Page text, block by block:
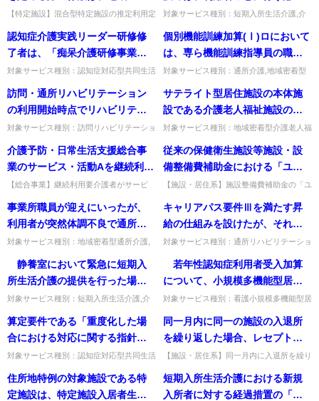
は、どの時点の年月を記載する
のか。
情に応じて、特定施設入居者生
活介護の指定を受ける、有料老
人ホーム及び高齢者専用賃貸住
ことは可能か。
【特定施設】混合型特定施設の推定利用定
全ての施設種別に共通の一つの係数を定め
る。出典：混合型特定施設に...
があるか。それとも総括して一
般的な対応方法を取り決めてお
けばよいか。
対象サービス種別：短期入所生活介護,介
酬「医療連携強化加算」質問協力医療機関
との間で行う取り決めは、利...
認知症介護実践リーダー研修修
了者は、「痴呆介護研修事業の
実施について」（平成１２年９
月５日老発第６２３号）及び
「痴呆介護研修事業の円滑な運
営について」（平成１２年１０
月２５日老計第４３号）におい
て規定する専門課程を修了した
者も含むのか。
対象サービス種別：認知症対応型共同生活
加算」質問認知症介護実践リーダー研修修
了者は、「痴呆介護研修事業...
個別機能訓練加算(Ⅰ)ロにおいて
は、専ら機能訓練指導員の職務
に従事する理学療法士等を１名
以上配置することに加えて、専
ら機能訓練指導員の職務に従事
する理学療法士等をサービス提
供時間帯を通じて１名以上配置
することとなっているが、専ら
機能訓練指導員の職務に従事す
る理学療法士等を１名しか確保
できない日がある場合、当該日
は個別機能訓練加算(Ⅰ)ロに代え
対象サービス種別：通所介護,地域密着型
練加算(Ⅰ)イ及びロの人員配置要件」質問
個別機能訓練加算(Ⅰ)ロ...
訪問・通所リハビリテーション
の利用開始時点でリハビリテー
ションマネジメント加算(Ａ)及び
(Ｂ)（令和３年３月以前ではリハ
ビリテーションマネジメント加
算(Ⅱ)以上）を算定していない場
合において、リハビリテーショ
ンマネジメント加算(Ａ)及び(Ｂ)
の算定を新たに開始することは
可能か。
対象サービス種別：訪問リハビリテーショ
報酬「リハビリテーションマネジメント加
算」質問訪問・通所リハビ...
サテライト型居住施設の本体施
設である介護老人福祉施設の人
員墓準において、本体施設の入
所者数とサテライト型居住施設
の入所者数の合計数を基礎とし
て算出するとは、具体的にはど
のように行うのか。
対象サービス種別：地域密着型介護老人福
居住施設」質問サテライト型居住施設の本
体施設である介護老人福祉施...
介護予防・日常生活支援総合事
業のサービス・活動Aを継続利用
要介護者が利用した場合、様式
第二の三を用いて紙で請求を行
う際、どのように記載すべき
【総合事業】継続利用要介護者がサービ
第二の三）の記載方法。「要支援状態区分
等」欄に継続利用要介護者であ...
従来の保健衛生施設等施設・設
備整備費補助金における「ユニ
ットケア型加算の整備要件」に
おけるユニットの考え方と、今
回のユニット型個室の考え方は
別であると解してよいか。
【施設・居住系】施設整備費補助金の「ユ
考え方は別か。別のものであり、既存のユ
ニット型施設には床面積基準...
事業所職員が迎えにいったが、
利用者が突然体調不良で通所介
護（通所リハビリテーション）
に参加できなくなった場合、通
所介護費（通所リハビリテーシ
ョン費）を算定することはでき
ないか。
対象サービス種別：地域密着型通所介護,
介護報酬「通所介護費の算定」質問事業所
職員が迎えにいったが、利...
キャリアパス要件Ⅲを満たす昇
給の仕組みを設けたが、それに
よる賃金改善総額だけでは、加
算の算定額を下回る場合、要件
は満たさないこととなるのか。
対象サービス種別：通所リハビリテーショ
応型通所介護,短期入所生活介護,短期入所
療養介護,訪問介護,...
静養室において緊急に短期入
所生活介護の提供を行った場
合、従来型個室と多床室のどち
らで報酬を算定するのか。
対象サービス種別：短期入所生活介護,介
酬「緊急時における基準緩和」質問 静養
室において緊急に短期入所生...
若年性認知症利用者受入加算
について、小規模多機能型居宅
介護や看護小規模 多機能型居宅
介護のように月単位の報酬が設
定されている場合、６５歳の誕
生日の前々日が含まれる月はど
のように取り扱うのか。
対象サービス種別：看護小規模多機能型居
利用者受け入れ加算について」質問 若年
性認知症利用者受入加算につ...
算定要件である「重度化した場
合における対応に関する指針」
の具体的項目は決められるの
か。また、加算の算定には、看
取りに関する指針が必須である
対象サービス種別：認知症対応型共同生活
算」質問算定要件である「重度化した場合
における対応に関する指針」...
同一月内に同一の施設の入退所
を繰り返した場合、レセプト
の、入所年月日及び退所年月日
について、いつの日付を記載す
ればよいのか。
【施設・居住系】同一月内に入退所を繰り
載方法。入所は月初または当月最初の入所
日、退所は月末在所なら記載...
住所地特例の対象施設である特
定施設は、特定施設入居者生活
短期入所生活介護における新規
入所者に対する経過措置の「感